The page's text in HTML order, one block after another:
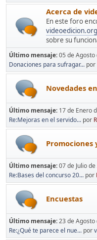
Acerca de
En este foro
videoedicion.org
sobre su
Último mensaje:05 de Agosto
Donaciones para sufragar... por
Novedades
Último mensaje: 17 de Enero
Re:Mejoras en el servido... por
Promociones
Último mensaje:07 de Julio
Re:Bases del concurso 20... por
Encuestas
Último mensaje:23 de Agosto
Re:¿Qué te parece el nue... por